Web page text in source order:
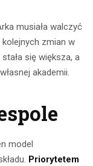
musiała walczyć
zmian w
się większa, a
akademii.
model
Priorytetem